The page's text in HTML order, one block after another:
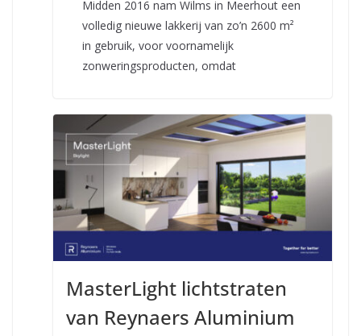
Midden 2016 nam Wilms in Meerhout een
volledig nieuwe lakkerij van zo’n 2600 m²
in gebruik, voor voornamelijk
zonweringsproducten, omdat
MasterLight lichtstraten
van Reynaers Aluminium